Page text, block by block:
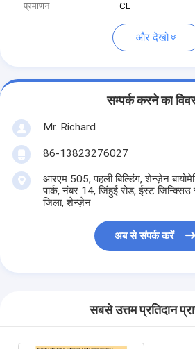
प्रमाणन
CE
और देखो
सम्पर्क करने का
Mr. Richard
86-13823276027
आरएम 505, पहली बिल्डिंग, शेन्ज़ेन
पार्क, नंबर 14, जिंहुई रोड, ईस्ट जिन्क्सिउ
जिला, शेन्ज़ेन
अब से संपर्क करें
सबसे उत्तम प्रतिदान